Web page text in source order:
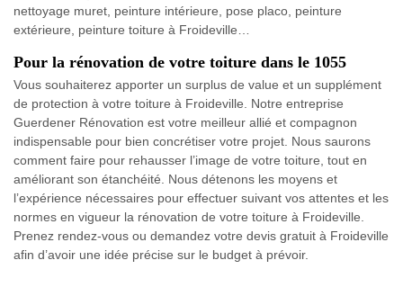
nettoyage muret, peinture intérieure, pose placo, peinture
extérieure, peinture toiture à Froideville…
Pour la rénovation de votre toiture dans le 1055
Vous souhaiterez apporter un surplus de value et un supplément
de protection à votre toiture à Froideville. Notre entreprise
Guerdener Rénovation est votre meilleur allié et compagnon
indispensable pour bien concrétiser votre projet. Nous saurons
comment faire pour rehausser l’image de votre toiture, tout en
améliorant son étanchéité. Nous détenons les moyens et
l’expérience nécessaires pour effectuer suivant vos attentes et les
normes en vigueur la rénovation de votre toiture à Froideville.
Prenez rendez-vous ou demandez votre devis gratuit à Froideville
afin d’avoir une idée précise sur le budget à prévoir.